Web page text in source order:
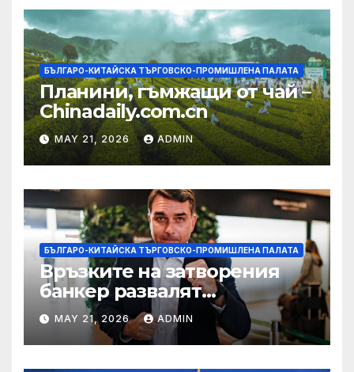
БЪЛГАРО-КИТАЙСКА ТЪРГОВСКО-ПРОМИШЛЕНА ПАЛАТА
Планини, гъмжащи от чай –
Chinadaily.com.cn
MAY 21, 2026 ADMIN
БЪЛГАРО-КИТАЙСКА ТЪРГОВСКО-ПРОМИШЛЕНА ПАЛАТА
Връзките на затворения
банкер развалят
надеждите на Флавио
Болсонаро за президент на
Бразилия
MAY 21, 2026 ADMIN